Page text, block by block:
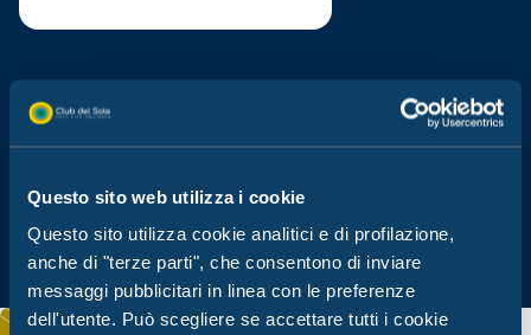
Questo sito web utilizza i cookie
Questo sito utilizza cookie analitici e di profilazione,
anche di "terze parti", che consentono di inviare
messaggi pubblicitari in linea con le preferenze
dell'utente. Può scegliere se accettare tutti i cookie
Piscina per bambini